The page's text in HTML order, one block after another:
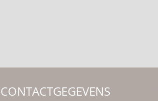
CONTACTGEGEVENS